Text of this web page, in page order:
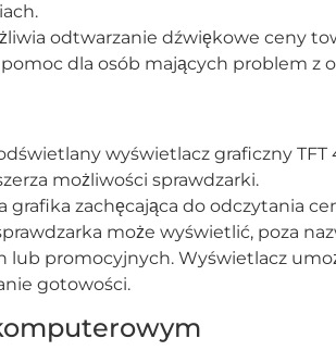
odtwarzanie dźwiękowe ceny
dla osób mających problem z
wyświetlacz graficzny TFT
możliwości sprawdzarki.
zachęcająca do odczytania
może wyświetlić, poza
promocyjnych. Wyświetlacz
gotowości.